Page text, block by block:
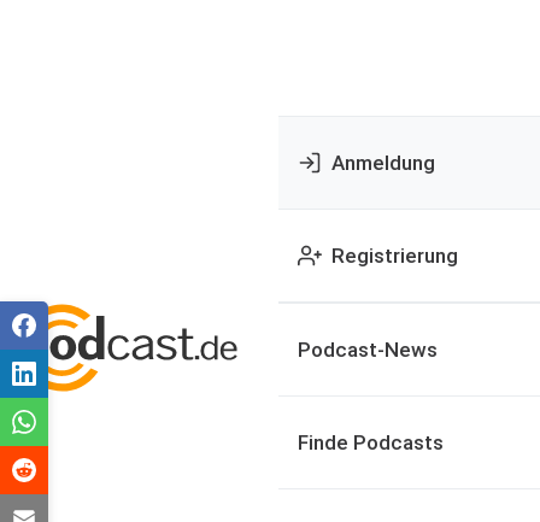
Anmeldung
Registrierung
Podcast-News
Finde Podcasts